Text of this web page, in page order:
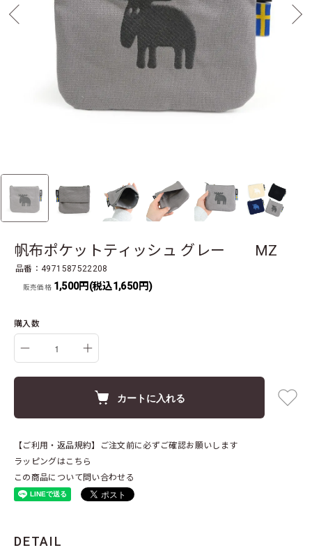
帆布ポケットティッシュ グレー MZ
品番：4971587522208
販売価格 1,500円(税込1,650円)
購入数
カートに入れる
【ご利用・返品規約】ご注文前に必ずご確認お願いします
ラッピングはこちら
この商品について問い合わせる
DETAIL